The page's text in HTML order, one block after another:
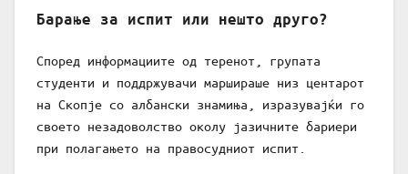
Барање за испит или нешто друго?
Според информациите од теренот, групата
студенти и поддржувачи маршираше низ центарот
на Скопје со албански знамиња, изразувајќи го
своето незадоволство околу јазичните бариери
при полагањето на правосудниот испит.